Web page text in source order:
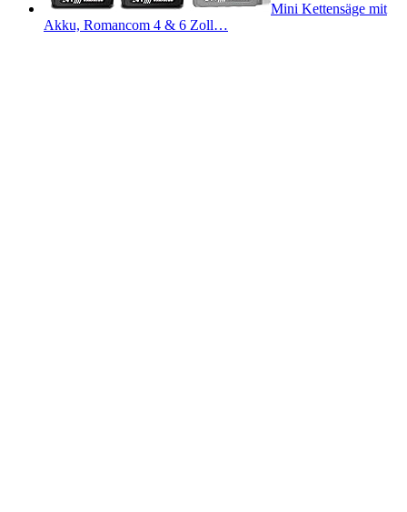
Mini Kettensäge mit
Akku, Romancom 4 & 6 Zoll…